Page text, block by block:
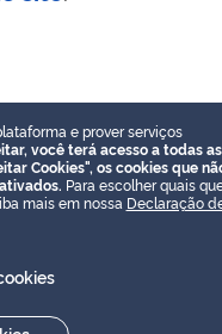
e prover serviços
você terá acesso a todas as
Cookies", os cookies que
Para escolher quais
mais em nossa Declaração